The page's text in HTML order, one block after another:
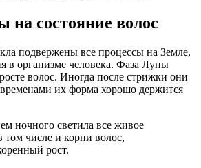
состояние волос
подвержены все процессы на Земле,
в организме человека. Фаза Луны
волос. Иногда после стрижки они
их форма хорошо держится
ночного светила все живое
том числе и корни волос,
рост.